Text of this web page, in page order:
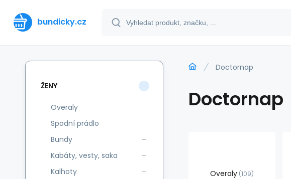
bundicky.cz
Doctornap
Doctornap
Overaly 109
ŽENY
Overaly
Spodní prádlo
Bundy
Kabáty, vesty, saka
Kalhoty